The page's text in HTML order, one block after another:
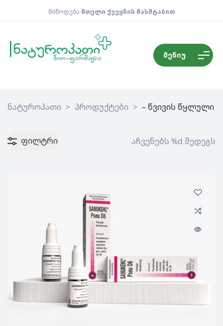
მიწოდება მთელი ქვეყნის მასშტაბით
მენიუ
ნატუროპათი > პროდუქტები > – წვივის წყლული
ფილტრი აჩვენებს %d შედეგს